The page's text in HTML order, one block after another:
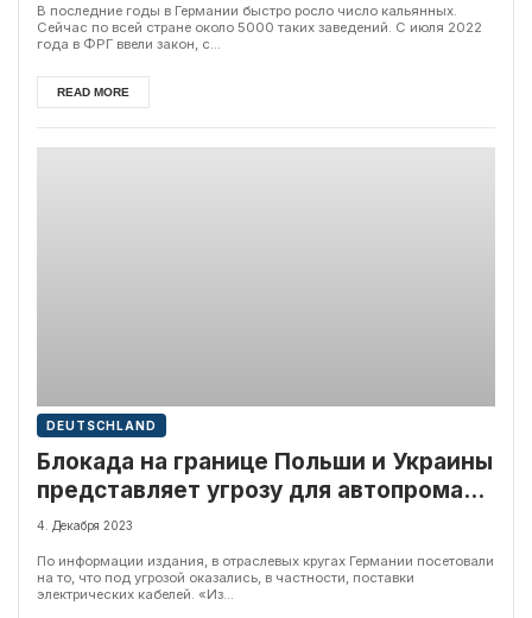
В последние годы в Германии быстро росло число кальянных.
Сейчас по всей стране около 5000 таких заведений. С июля 2022
года в ФРГ ввели закон, с...
READ MORE
DEUTSCHLAND
Блокада на границе Польши и Украины
представляет угрозу для автопрома
ФРГ
4. Декабря 2023
По информации издания, в отраслевых кругах Германии посетовали
на то, что под угрозой оказались, в частности, поставки
электрических кабелей. «Из...